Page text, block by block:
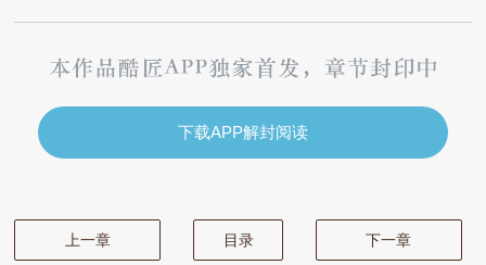
下载APP解封阅读
上一章 目录 下一章